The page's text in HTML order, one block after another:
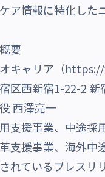
ア情報に特化し
要
キャリア（
区西新宿1-22-2 新
西澤亮一
支援事業、中途採
支援事業、海外
れているプレス